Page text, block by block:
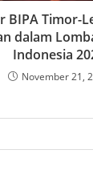
BIPA Timor-
dalam
Indonesia
November 21,